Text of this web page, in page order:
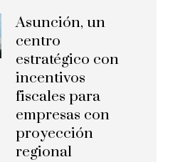
Asunción, un
centro
estratégico con
incentivos
fiscales para
empresas con
proyección
regional